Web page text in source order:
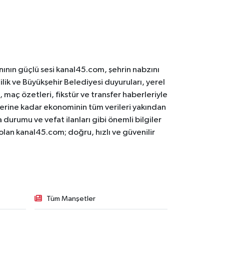
güçlü sesi kanal45.com, şehrin nabzını
ve Büyükşehir Belediyesi duyuruları, yerel
maç özetleri, fikstür ve transfer haberleriyle
kadar ekonominin tüm verileri yakından
durumu ve vefat ilanları gibi önemli bilgiler
kanal45.com; doğru, hızlı ve güvenilir
Tüm Manşetler